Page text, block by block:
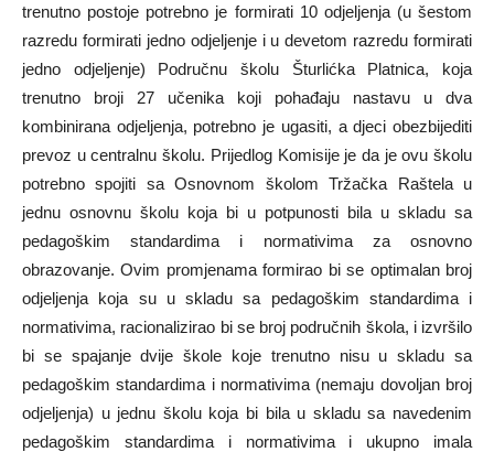
trenutno postoje potrebno je formirati 10 odjeljenja (u šestom
razredu formirati jedno odjeljenje i u devetom razredu formirati
jedno odjeljenje) Područnu školu Šturlićka Platnica, koja
trenutno broji 27 učenika koji pohađaju nastavu u dva
kombinirana odjeljenja, potrebno je ugasiti, a djeci obezbijediti
prevoz u centralnu školu. Prijedlog Komisije je da je ovu školu
potrebno spojiti sa Osnovnom školom Tržačka Raštela u
jednu osnovnu školu koja bi u potpunosti bila u skladu sa
pedagoškim standardima i normativima za osnovno
obrazovanje. Ovim promjenama formirao bi se optimalan broj
odjeljenja koja su u skladu sa pedagoškim standardima i
normativima, racionalizirao bi se broj područnih škola, i izvršilo
bi se spajanje dvije škole koje trenutno nisu u skladu sa
pedagoškim standardima i normativima (nemaju dovoljan broj
odjeljenja) u jednu školu koja bi bila u skladu sa navedenim
pedagoškim standardima i normativima i ukupno imala